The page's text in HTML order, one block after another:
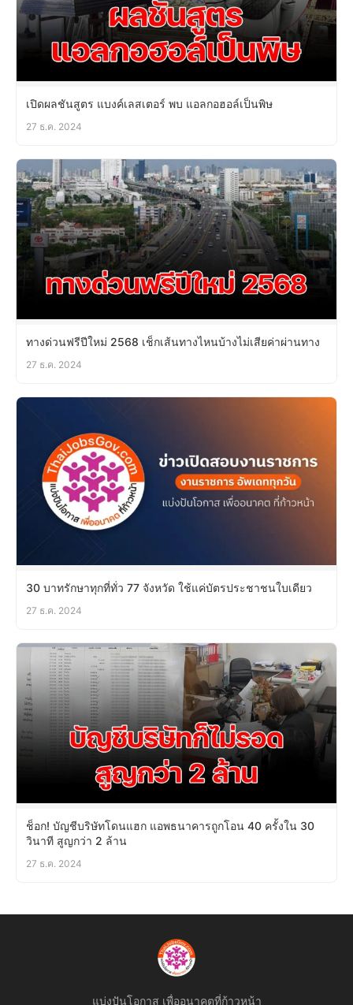
เปิดผลชันสูตร แบงค์เลสเตอร์ พบ แอลกอฮอล์เป็นพิษ
27 ธ.ค. 2024
ทางด่วนฟรีปีใหม่ 2568 เช็กเส้นทางไหนบ้างไม่เสียค่าผ่านทาง
27 ธ.ค. 2024
30 บาทรักษาทุกที่ทั่ว 77 จังหวัด ใช้แค่บัตรประชาชนใบเดียว
27 ธ.ค. 2024
ช็อก! บัญชีบริษัทโดนแฮก แอพธนาคารถูกโอน 40 ครั้งใน 30
วินาที สูญกว่า 2 ล้าน
27 ธ.ค. 2024
แบ่งปันโอกาส เพื่ออนาคตที่ก้าวหน้า